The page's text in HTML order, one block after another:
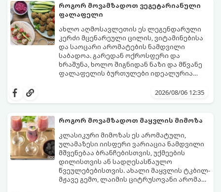
როგორ მოვამზადოთ ვეგეტარიანული
ფალაფელი
ახლო აღმოსავლეთის ეს ლეგენდარული
კერძი მცენარეული ცილის, ვიტამინებისა
და საოცარი არომატების ნამდვილი
საბადოა. გარედან ოქროსფერი და
ხრაშუნა, ხოლო შიგნიდან ნაზი და მწვანე
ფალაფელის ბურთულები იდეალურია
სალათებთან ერთად ან ტახინის (სესამის)
მდგომარეობს, რომ გამოიყენება
შეწვისას ფორმა იდეალურად შეინარჩუნოს
და არ დაიშალოს.
მომზადების დრო: 20 წუთი (დამატებით
მუხუდოს ჩალბობის დრო: 12-24 საათი)
შეწვის დრო: 10–15 წუთი ულუფა: 20–24 ცალი
ბურთულა (4–6 პორცია)
2026/08/06 12:35
როგორ მოვამზადოთ მაყვლის მიმოზა
კლასიკური მიმოზას ეს არომატული,
ულამაზესი იისფერი ვარიაცია ნამდვილი
მშვენებაა ბრანჩებისთვის, უქმეების
დილისთვის ან სადღესასწაულო
წვეულებებისთვის. ახალი მაყვლის ტკბილ-
მჟავე გემო, ლაიმის ციტრუსოვანი არომატი